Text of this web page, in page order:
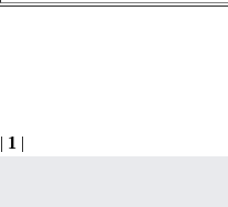
| 1 |